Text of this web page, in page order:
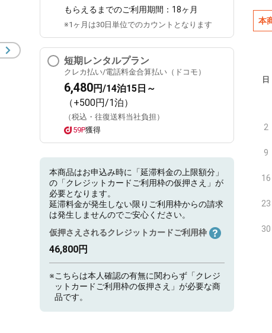
もらえるまでのご利用期間： 18ヶ月
※1ヶ月は30日単位でのカウントとなります
短期レンタルプラン
クレカ払い/電話料金合算払い（ドコモ）
6,480円/14泊15日～
（+500円/1泊）
（税込・往復送料当社負担）
59P獲得
本商品はお申込み時に「延滞料金の上限額分」
の「クレジットカードご利用枠の仮押さえ」が
必要となります。
延滞料金が発生しない限りご利用枠からの請求
は発生しませんのでご安心ください。
仮押さえされるクレジットカードご利用枠
46,800円
※こちらは本人確認の有無に関わらず「クレジ
ットカードご利用枠の仮押さえ」が必要な商
品です。
本
日
2
9
16
23
30